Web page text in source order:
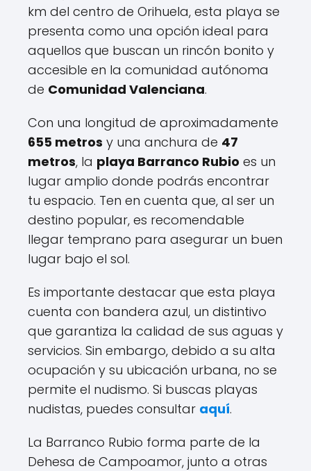
km del centro de Orihuela, esta playa se
presenta como una opción ideal para
aquellos que buscan un rincón bonito y
accesible en la comunidad autónoma
de Comunidad Valenciana.
Con una longitud de aproximadamente
655 metros y una anchura de 47
metros, la playa Barranco Rubio es un
lugar amplio donde podrás encontrar
tu espacio. Ten en cuenta que, al ser un
destino popular, es recomendable
llegar temprano para asegurar un buen
lugar bajo el sol.
Es importante destacar que esta playa
cuenta con bandera azul, un distintivo
que garantiza la calidad de sus aguas y
servicios. Sin embargo, debido a su alta
ocupación y su ubicación urbana, no se
permite el nudismo. Si buscas playas
nudistas, puedes consultar aquí.
La Barranco Rubio forma parte de la
Dehesa de Campoamor, junto a otras